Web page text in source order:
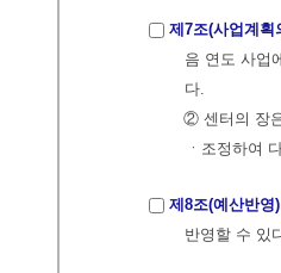
제7조(사업계획
음 연도 사업
다.
② 센터의 장
ㆍ조정하여
제8조(예산반영)
반영할 수 있